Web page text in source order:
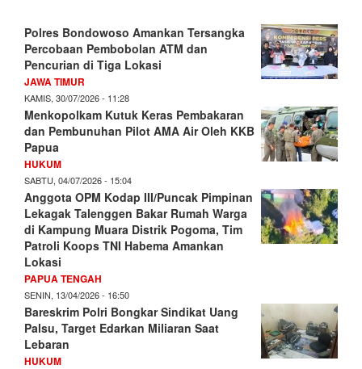
Polres Bondowoso Amankan Tersangka
Percobaan Pembobolan ATM dan
Pencurian di Tiga Lokasi
JAWA TIMUR
KAMIS, 30/07/2026 - 11:28
Menkopolkam Kutuk Keras Pembakaran
dan Pembunuhan Pilot AMA Air Oleh KKB
Papua
HUKUM
SABTU, 04/07/2026 - 15:04
Anggota OPM Kodap III/Puncak Pimpinan
Lekagak Talenggen Bakar Rumah Warga
di Kampung Muara Distrik Pogoma, Tim
Patroli Koops TNI Habema Amankan
Lokasi
PAPUA TENGAH
SENIN, 13/04/2026 - 16:50
Bareskrim Polri Bongkar Sindikat Uang
Palsu, Target Edarkan Miliaran Saat
Lebaran
HUKUM